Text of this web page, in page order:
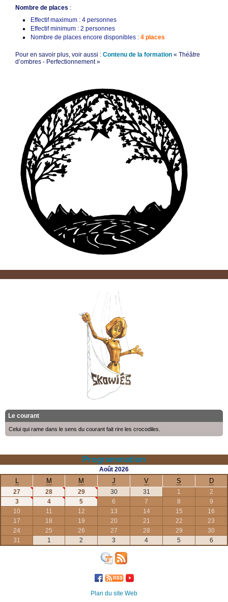
Nombre de places :
Effectif maximum : 4 personnes
Effectif minimum : 2 personnes
Nombre de places encore disponibles :4 places
Pour en savoir plus, voir aussi :Contenu de la formation « Théâtre
d’ombres - Perfectionnement »
Le courant
Celui qui rame dans le sens du courant fait rire les crocodiles.
Programmation
Août 2026
L M M J V S D
27 28 29 30 31 1
2
3
4 5 6 7 8
9
10
11 12 13 14 15
16
17
18 19 20 21 22
23
24
25 26 27 28 29
30
31
1 2 3 4 5 6
Plan du site Web